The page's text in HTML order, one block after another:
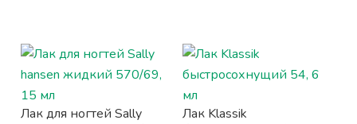
Лак для ногтей Sally
Лак Klassik